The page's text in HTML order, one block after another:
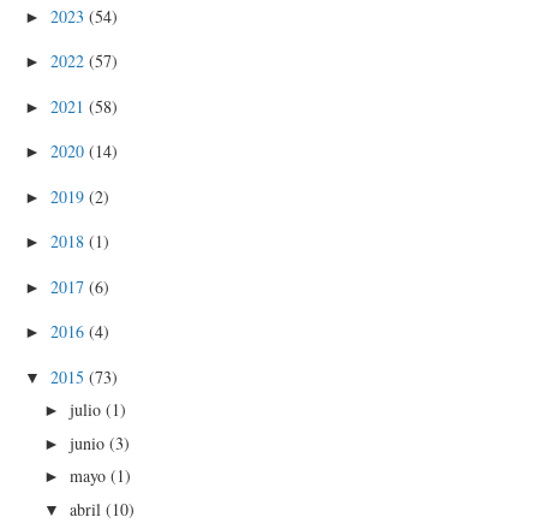
► 2023 (54)
► 2022 (57)
► 2021 (58)
► 2020 (14)
► 2019 (2)
► 2018 (1)
► 2017 (6)
► 2016 (4)
▼ 2015 (73)
►julio(1)
►junio(3)
►mayo(1)
▼abril(10)